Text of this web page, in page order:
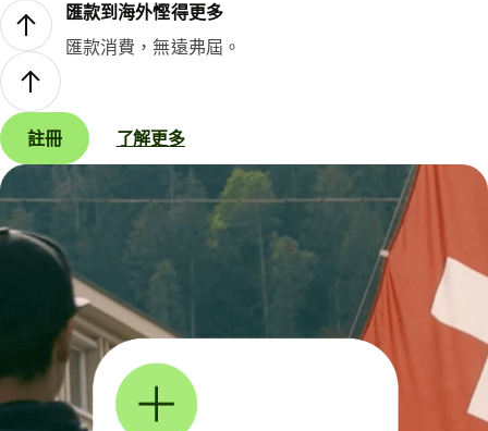
匯款到海外慳得更多
匯款消費，無遠弗屆。
註冊 了解更多